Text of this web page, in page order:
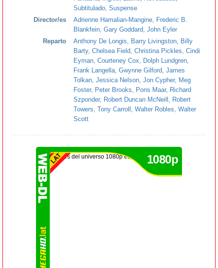
Subtitulado Suspense
Director/es
Adrienne Hamalian-Mangine
Frederic B.
Blankfein Gary Goddard John Eyler
Reparto
Anthony De Longis Barry Livingston
Billy
Barty, Chelsea Field Christina Pickles Cindi
Eyman Courteney Cox Dolph Lundgren
Frank Langella Gwynne Gilford James
Tolkan Jessica Nelson Jon Cypher, Meg
Foster, Peter Brooks Pons Maar, Richard
Szponder, Robert Duncan McNeill
Robert
Towers Tony Carroll Walter Robles Walter
Scott
1080p